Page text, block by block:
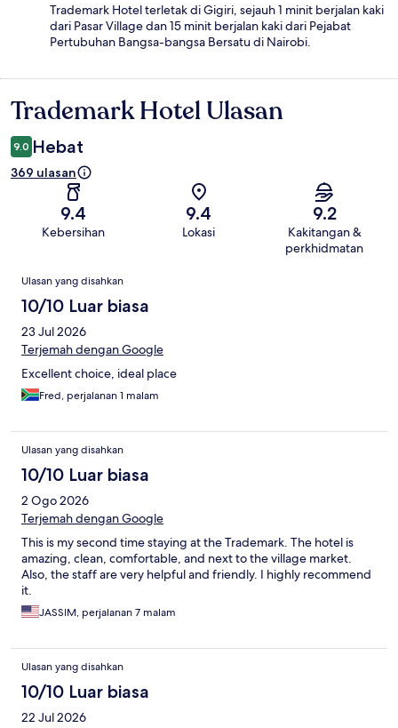
Trademark Hotel terletak di Gigiri, sejauh 1 minit berjalan kaki
dari Pasar Village dan 15 minit berjalan kaki dari Pejabat
Pertubuhan Bangsa-bangsa Bersatu di Nairobi.
Ulasan
Trademark Hotel Ulasan
9.0 Hebat
369 ulasan
9.4
Kebersihan
9.4
Lokasi
9.2
Kakitangan &
perkhidmatan
Ulasan
Ulasan yang disahkan
10/10 Luar biasa
23 Jul 2026
Terjemah dengan Google
Excellent choice, ideal place
Fred, perjalanan 1 malam
Ulasan yang disahkan
10/10 Luar biasa
2 Ogo 2026
Terjemah dengan Google
This is my second time staying at the Trademark. The hotel is
amazing, clean, comfortable, and next to the village market.
Also, the staff are very helpful and friendly. I highly recommend
it.
JASSIM, perjalanan 7 malam
Ulasan yang disahkan
10/10 Luar biasa
22 Jul 2026